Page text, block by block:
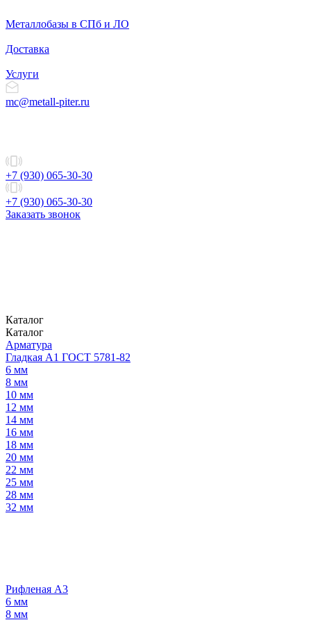
Металлобазы в СПб и ЛО
Доставка
Услуги
mc@metall-piter.ru
+7 (930) 065-30-30
+7 (930) 065-30-30
Заказать звонок
Каталог
Каталог
Арматура
Гладкая А1 ГОСТ 5781-82
6 мм
8 мм
10 мм
12 мм
14 мм
16 мм
18 мм
20 мм
22 мм
25 мм
28 мм
32 мм
Рифленая А3
6 мм
8 мм